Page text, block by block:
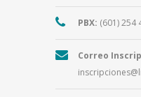
PBX: (601) 254
Correo